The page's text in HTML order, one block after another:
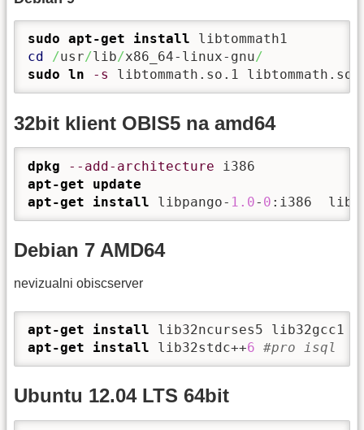
sudo apt-get install
cd
/usr/lib/x86_64-linux-gnu/
sudo ln -s libtommath.so.1
32bit klient OBIS5 na amd64
dpkg --add-architecture
apt-get update
apt-get install libpango- 1.0- 0 :i386
Debian 7 AMD64
nevizualni obiscserver
apt-get install
apt-get install lib32stdc++6 #pro isql
Ubuntu 12.04 LTS 64bit